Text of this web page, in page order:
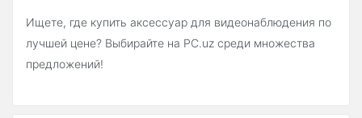
Ищете, где купить аксессуар для видеонаблюдения по
лучшей цене? Выбирайте на PC.uz среди множества
предложений!